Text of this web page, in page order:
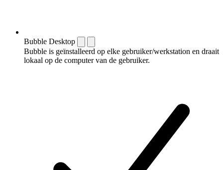
Bubble Desktop
Bubble is geïnstalleerd op elke gebruiker/werkstation en draait
lokaal op de computer van de gebruiker.